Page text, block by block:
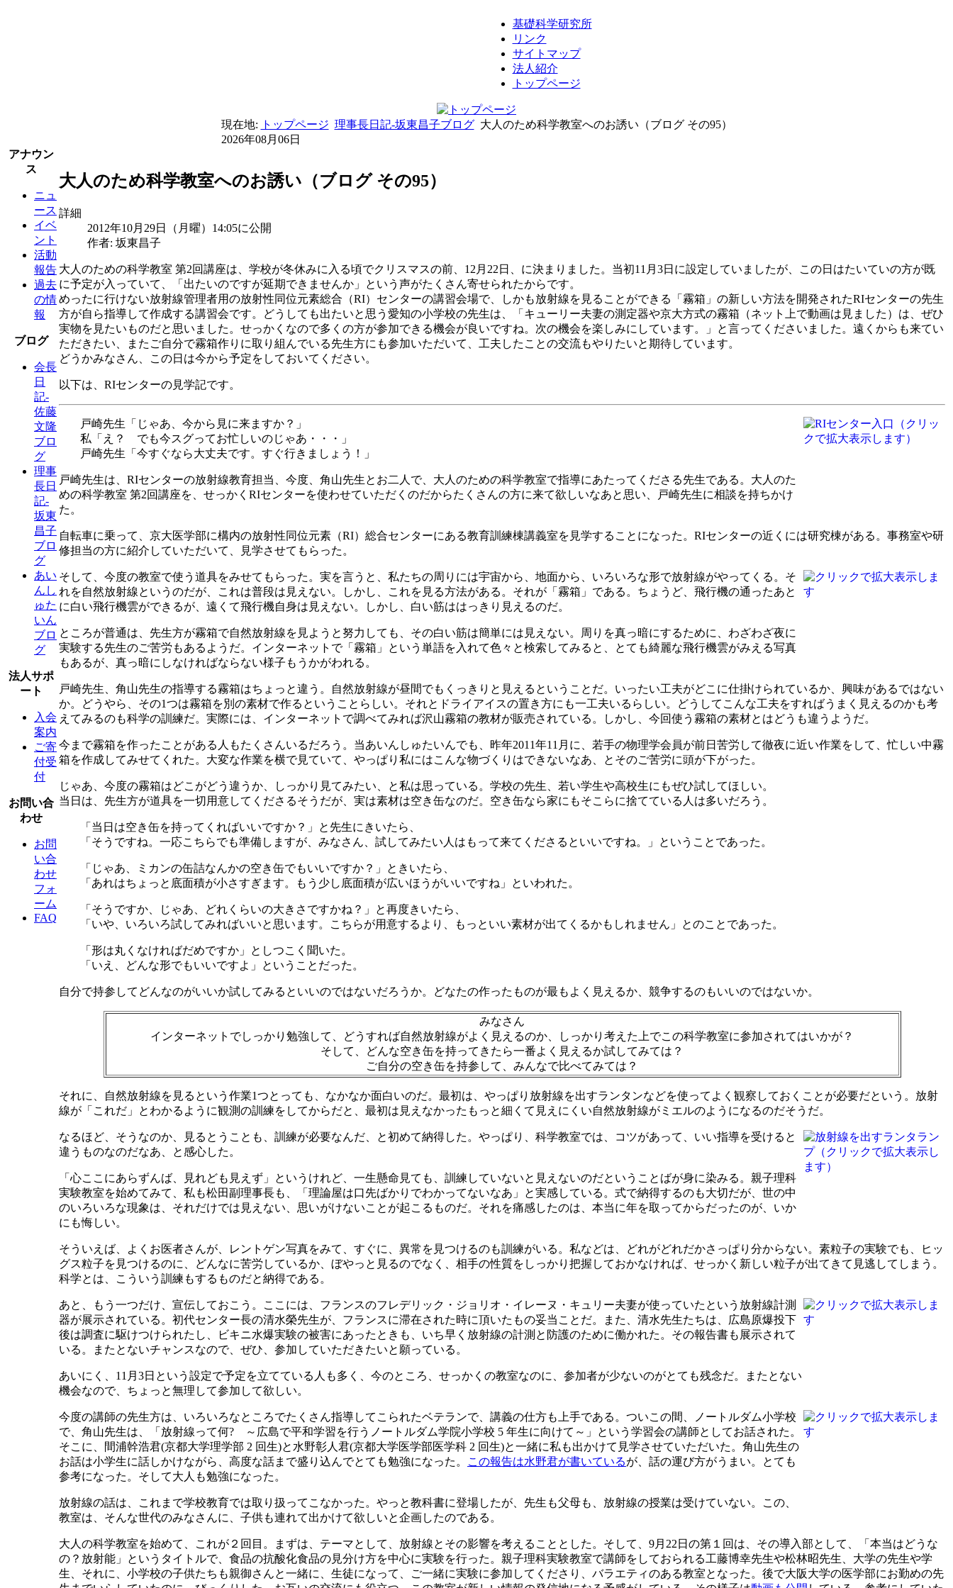
基礎科学研究所
リンク
サイトマップ
法人紹介
トップページ
現在地: トップページ 理事長日記-坂東昌子ブログ 大人のため科学教室へのお誘い（ブログ その95）
2026年08月06日
アナウン
ス
ニュ
ース
イベ
ント
活動
報告
過去
の情
報
ブログ
会長
日
記-
佐藤
文隆
ブロ
グ
理事
長日
記-
坂東
昌子
ブロ
グ
あい
んし
ゅた
いん
ブロ
グ
法人サポ
ート
入会
案内
ご寄
付受
付
お問い合
わせ
お問
い合
わせ
フォ
ーム
FAQ
大人のため科学教室へのお誘い（ブログ その95）
詳細
2012年10月29日（月曜）14:05に公開
作者: 坂東昌子
大人のための科学教室 第2回講座は、学校が冬休みに入る頃でクリスマスの前、12月22日、に決まりました。当初11月3日に設定していましたが、この日はたいていの方が既
に予定が入っていて、「出たいのですが延期できませんか」という声がたくさん寄せられたからです。
めったに行けない放射線管理者用の放射性同位元素総合（RI）センターの講習会場で、しかも放射線を見ることができる「霧箱」の新しい方法を開発されたRIセンターの先生
方が自ら指導して作成する講習会です。どうしても出たいと思う愛知の小学校の先生は、「キューリー夫妻の測定器や京大方式の霧箱（ネット上で動画は見ました）は、ぜひ
実物を見たいものだと思いました。せっかくなので多くの方が参加できる機会が良いですね。次の機会を楽しみにしています。」と言ってくださいました。遠くからも来てい
ただきたい、またご自分で霧箱作りに取り組んでいる先生方にも参加いただいて、工夫したことの交流もやりたいと期待しています。
どうかみなさん、この日は今から予定をしておいてください。
以下は、RIセンターの見学記です。
戸崎先生「じゃあ、今から見に来ますか？」
私「え？ でも今スグってお忙しいのじゃあ・・・」
戸崎先生「今すぐなら大丈夫です。すぐ行きましょう！」
戸崎先生は、RIセンターの放射線教育担当、今度、角山先生とお二人で、大人のための科学教室で指導にあたってくださる先生である。大人のた
めの科学教室 第2回講座を、せっかくRIセンターを使わせていただくのだからたくさんの方に来て欲しいなあと思い、戸崎先生に相談を持ちかけ
た。
自転車に乗って、京大医学部に構内の放射性同位元素（RI）総合センターにある教育訓練棟講義室を見学することになった。RIセンターの近くには研究棟がある。事務室や研
修担当の方に紹介していただいて、見学させてもらった。
そして、今度の教室で使う道具をみせてもらった。実を言うと、私たちの周りには宇宙から、地面から、いろいろな形で放射線がやってくる。そ
れを自然放射線というのだが、これは普段は見えない。しかし、これを見る方法がある。それが「霧箱」である。ちょうど、飛行機の通ったあと
に白い飛行機雲ができるが、遠くて飛行機自身は見えない。しかし、白い筋ははっきり見えるのだ。
ところが普通は、先生方が霧箱で自然放射線を見ようと努力しても、その白い筋は簡単には見えない。周りを真っ暗にするために、わざわざ夜に
実験する先生のご苦労もあるようだ。インターネットで「霧箱」という単語を入れて色々と検索してみると、とても綺麗な飛行機雲がみえる写真
もあるが、真っ暗にしなければならない様子もうかがわれる。
戸崎先生、角山先生の指導する霧箱はちょっと違う。自然放射線が昼間でもくっきりと見えるということだ。いったい工夫がどこに仕掛けられているか、興味があるではない
か。どうやら、その1つは霧箱を別の素材で作るということらしい。それとドライアイスの置き方にも一工夫いるらしい。どうしてこんな工夫をすればうまく見えるのかも考
えてみるのも科学の訓練だ。実際には、インターネットで調べてみれば沢山霧箱の教材が販売されている。しかし、今回使う霧箱の素材とはどうも違うようだ。
今まで霧箱を作ったことがある人もたくさんいるだろう。当あいんしゅたいんでも、昨年2011年11月に、若手の物理学会員が前日苦労して徹夜に近い作業をして、忙しい中霧
箱を作成してみせてくれた。大変な作業を横で見ていて、やっぱり私にはこんな物づくりはできないなあ、とそのご苦労に頭が下がった。
じゃあ、今度の霧箱はどこがどう違うか、しっかり見てみたい、と私は思っている。学校の先生、若い学生や高校生にもぜひ試してほしい。
当日は、先生方が道具を一切用意してくださるそうだが、実は素材は空き缶なのだ。空き缶なら家にもそこらに捨てている人は多いだろう。
「当日は空き缶を持ってくればいいですか？」と先生にきいたら、
「そうですね。一応こちらでも準備しますが、みなさん、試してみたい人はもって来てくださるといいですね。」ということであった。
「じゃあ、ミカンの缶詰なんかの空き缶でもいいですか？」ときいたら、
「あれはちょっと底面積が小さすぎます。もう少し底面積が広いほうがいいですね」といわれた。
「そうですか、じゃあ、どれくらいの大きさですかね？」と再度きいたら、
「いや、いろいろ試してみればいいと思います。こちらが用意するより、もっといい素材が出てくるかもしれません」とのことであった。
「形は丸くなければだめですか」としつこく聞いた。
「いえ、どんな形でもいいですよ」ということだった。
自分で持参してどんなのがいいか試してみるといいのではないだろうか。どなたの作ったものが最もよく見えるか、競争するのもいいのではないか。
みなさん
インターネットでしっかり勉強して、どうすれば自然放射線がよく見えるのか、しっかり考えた上でこの科学教室に参加されてはいかが？
そして、どんな空き缶を持ってきたら一番よく見えるか試してみては？
ご自分の空き缶を持参して、みんなで比べてみては？
それに、自然放射線を見るという作業1つとっても、なかなか面白いのだ。最初は、やっぱり放射線を出すランタンなどを使ってよく観察しておくことが必要だという。放射
線が「これだ」とわかるように観測の訓練をしてからだと、最初は見えなかったもっと細くて見えにくい自然放射線がミエルのようになるのだそうだ。
なるほど、そうなのか、見るとうことも、訓練が必要なんだ、と初めて納得した。やっぱり、科学教室では、コツがあって、いい指導を受けると
違うものなのだなあ、と感心した。
「心ここにあらずんば、見れども見えず」というけれど、一生懸命見ても、訓練していないと見えないのだということばが身に染みる。親子理科
実験教室を始めてみて、私も松田副理事長も、「理論屋は口先ばかりでわかってないなあ」と実感している。式で納得するのも大切だが、世の中
のいろいろな現象は、それだけでは見えない、思いがけないことが起こるものだ。それを痛感したのは、本当に年を取ってからだったのが、いか
にも悔しい。
そういえば、よくお医者さんが、レントゲン写真をみて、すぐに、異常を見つけるのも訓練がいる。私などは、どれがどれだかさっぱり分からない。素粒子の実験でも、ヒッ
グス粒子を見つけるのに、どんなに苦労しているか、ぼやっと見るのでなく、相手の性質をしっかり把握しておかなければ、せっかく新しい粒子が出てきて見逃してしまう。
科学とは、こういう訓練もするものだと納得である。
あと、もう一つだけ、宣伝しておこう。ここには、フランスのフレデリック・ジョリオ・イレーヌ・キュリー夫妻が使っていたという放射線計測
器が展示されている。初代センター長の清水榮先生が、フランスに滞在された時に頂いたもの妥当ことだ。また、清水先生たちは、広島原爆投下
後は調査に駆けつけられたし、ビキニ水爆実験の被害にあったときも、いち早く放射線の計測と防護のために働かれた。その報告書も展示されて
いる。またとないチャンスなので、ぜひ、参加していただきたいと願っている。
あいにく、11月3日という設定で予定を立てている人も多く、今のところ、せっかくの教室なのに、参加者が少ないのがとても残念だ。またとない
機会なので、ちょっと無理して参加して欲しい。
今度の講師の先生方は、いろいろなところでたくさん指導してこられたベテランで、講義の仕方も上手である。ついこの間、ノートルダム小学校
で、角山先生は、「放射線って何? ～広島で平和学習を行うノートルダム学院小学校 5 年生に向けて～」という学習会の講師としてお話された。
そこに、間浦幹浩君(京都大学理学部 2 回生)と水野彰人君(京都大学医学部医学科 2 回生)と一緒に私も出かけて見学させていただいた。角山先生の
お話は小学生に話しかけながら、高度な話まで盛り込んでとても勉強になった。
この報告は水野君が書いているが、話の運び方がうまい。とても
参考になった。そして大人も勉強になった。
放射線の話は、これまで学校教育では取り扱ってこなかった。やっと教科書に登場したが、先生も父母も、放射線の授業は受けていない。この、
教室は、そんな世代のみなさんに、子供も連れて出かけて欲しいと企画したのである。
大人の科学教室を始めて、これが２回目。まずは、テーマとして、放射線とその影響を考えることとした。そして、9月22日の第１回は、その導入部として、「本当はどうな
の？放射能」というタイトルで、食品の抗酸化食品の見分け方を中心に実験を行った。親子理科実験教室で講師をしておられる工藤博幸先生や松林昭先生、大学の先生や学
生、それに、小学校の子供たちも親御さんと一緒に、生徒になって、ご一緒に実験に参加してくださり、バラエティのある教室となった。後で大阪大学の医学部にお勤めの先